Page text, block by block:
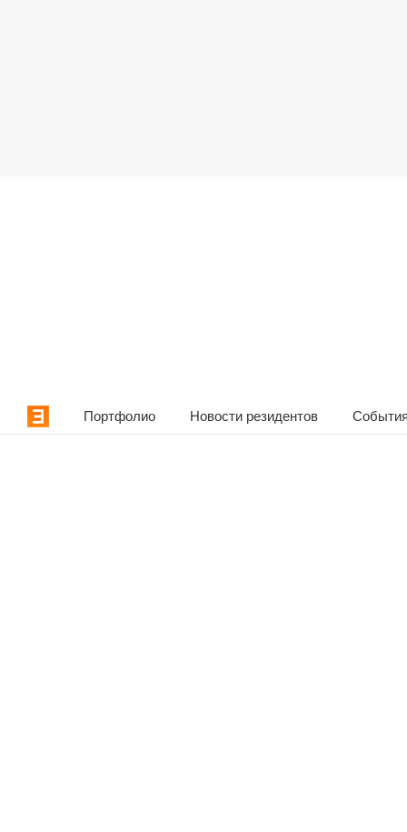
Портфолио Новости резидентов